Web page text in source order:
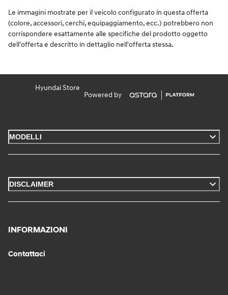
Le immagini mostrate per il veicolo configurato in questa offerta
(colore, accessori, cerchi, equipaggiamento, ecc.) potrebbero non
corrispondere esattamente alle specifiche del prodotto oggetto
dell'offerta e descritto in dettaglio nell'offerta stessa.
Hyundai Store
Powered by
MODELLI
DISCLAIMER
INFORMAZIONI
Contattaci